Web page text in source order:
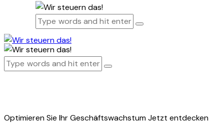
Optimieren Sie Ihr GeschäftswachstumJetzt entdecken